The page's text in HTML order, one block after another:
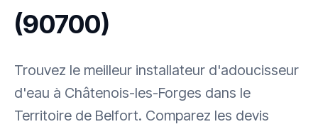
(90700)
Trouvez le meilleur installateur d'adoucisseur
d'eau à Châtenois-les-Forges dans le
Territoire de Belfort. Comparez les devis